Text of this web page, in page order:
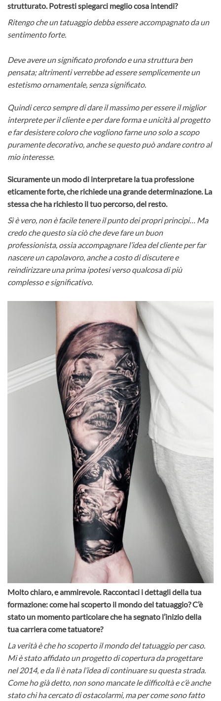
strutturato. Potresti spiegarci meglio cosa intendi?
Ritengo che un tatuaggio debba essere accompagnato da un
sentimento forte.
Deve avere un significato profondo e una struttura ben
pensata; altrimenti verrebbe ad essere semplicemente un
estetismo ornamentale, senza significato.
Quindi cerco sempre di dare il massimo per essere il miglior
interprete per il cliente e per dare forma e unicità al progetto
e far desistere coloro che vogliono farne uno solo a scopo
puramente decorativo, anche se questo può andare contro al
mio interesse.
Sicuramente un modo di interpretare la tua professione
eticamente forte, che richiede una grande determinazione. La
stessa che ha richiesto il tuo percorso, del resto.
Sì è vero, non è facile tenere il punto dei propri principi… Ma
credo che questo sia ciò che deve fare un buon
professionista, ossia accompagnare l’idea del cliente per far
nascere un capolavoro, anche a costo di discutere e
reindirizzare una prima ipotesi verso qualcosa di più
complesso e significativo.
Molto chiaro, e ammirevole. Raccontaci i dettagli della tua
formazione: come hai scoperto il mondo del tatuaggio? C’è
stato un momento particolare che ha segnato l’inizio della
tua carriera come tatuatore?
La verità è che ho scoperto il mondo del tatuaggio per caso.
Mi è stato affidato un progetto di copertura da progettare
nel 2014, e da lì è nata l’idea di continuare su questa strada.
Come ho già detto, non sono mancate le difficoltà e c’è anche
stato chi ha cercato di ostacolarmi, ma per come sono fatto